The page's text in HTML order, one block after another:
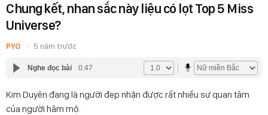
Chung kết, nhan sắc này liệu có lọt Top 5 Miss
Universe?
PYO 5 năm trước
Nghe đọc bài 0:47
Kim Duyên đang là người đẹp nhận được rất nhiều sự quan tâm
của người hâm mộ.